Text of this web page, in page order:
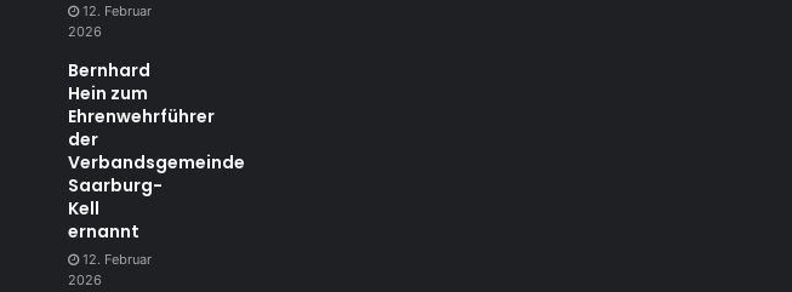
12. Februar
2026
Bernhard
Hein zum
Ehrenwehrführer
der
Verbandsgemeinde
Saarburg-
Kell
ernannt
12. Februar
2026